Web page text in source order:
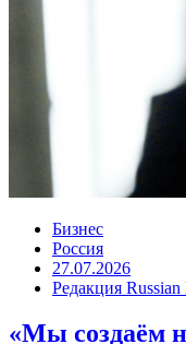
Бизнес
Россия
27.07.2026
Редакция Russian
«Мы создаём